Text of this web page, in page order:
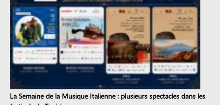
La Semaine de la Musique Italienne : plusieurs spectacles dans les